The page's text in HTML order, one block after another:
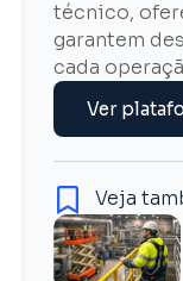
técnico,
garantem
cada
Ver
Veja